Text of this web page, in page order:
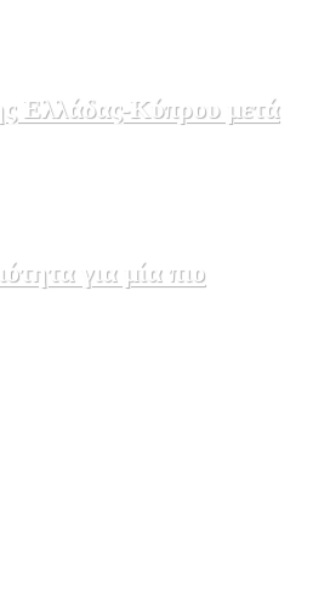
Ελλάδας-Κύπρου μετά
για μία πιο